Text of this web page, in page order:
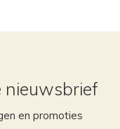
nieuwsbrief
en promoties